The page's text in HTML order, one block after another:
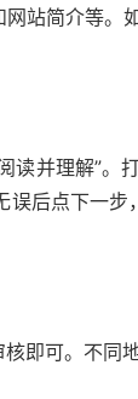
站简介等。
读并理解”。
后点下一
即可。不同